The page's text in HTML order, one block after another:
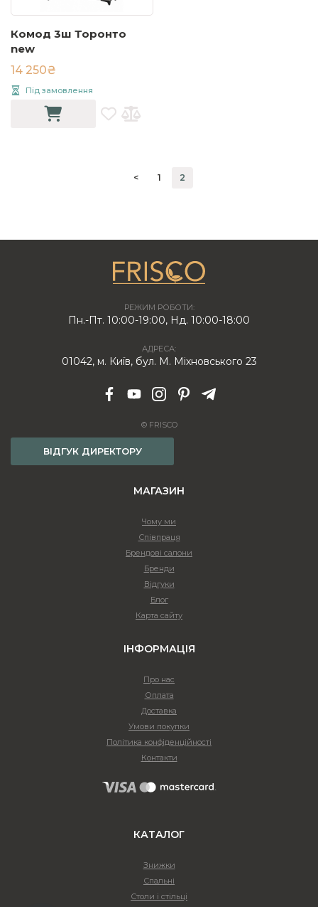
Комод 3ш Торонто
new
14 250₴
Під замовлення
< 1 2
РЕЖИМ РОБОТИ:
Пн.-Пт. 10:00-19:00, Нд. 10:00-18:00
АДРЕСА:
01042, м. Київ, бул. М. Міхновського 23
© FRISCO
ВІДГУК ДИРЕКТОРУ
МАГАЗИН
Чому ми
Співпраця
Брендові салони
Бренди
Відгуки
Блог
Карта сайту
ІНФОРМАЦІЯ
Про нас
Оплата
Доставка
Умови покупки
Політика конфіденційності
Контакти
КАТАЛОГ
Знижки
Спальні
Столи і стільці